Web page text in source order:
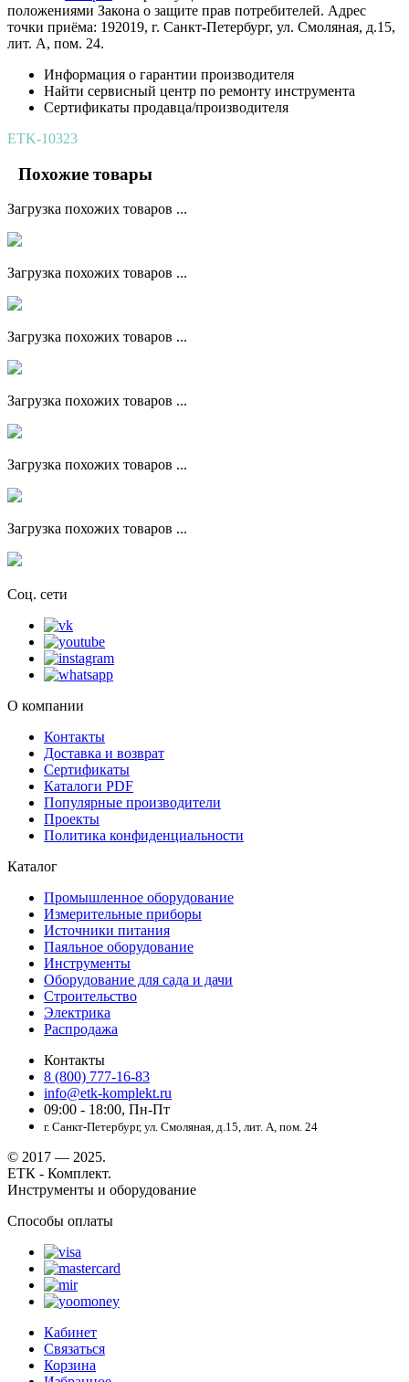
положениями Закона о защите прав потребителей. Адрес
точки приёма: 192019, г. Санкт-Петербург, ул. Смоляная, д.15,
лит. А, пом. 24.
Информация о гарантии производителя
Найти сервисный центр по ремонту инструмента
Сертификаты продавца/производителя
ETK-10323
Похожие товары
Загрузка похожих товаров ...
Загрузка похожих товаров ...
Загрузка похожих товаров ...
Загрузка похожих товаров ...
Загрузка похожих товаров ...
Загрузка похожих товаров ...
Соц. сети
О компании
Контакты
Доставка и возврат
Сертификаты
Каталоги PDF
Популярные производители
Проекты
Политика конфиденциальности
Каталог
Промышленное оборудование
Измерительные приборы
Источники питания
Паяльное оборудование
Инструменты
Оборудование для сада и дачи
Строительство
Электрика
Распродажа
Контакты
8 (800) 777-16-83
info@etk-komplekt.ru
09:00 - 18:00, Пн-Пт
г. Санкт-Петербург, ул. Смоляная, д.15, лит. А, пом. 24
© 2017 — 2025.
ЕТК - Комплект.
Инструменты и оборудование
Способы оплаты
Кабинет
Связаться
Корзина